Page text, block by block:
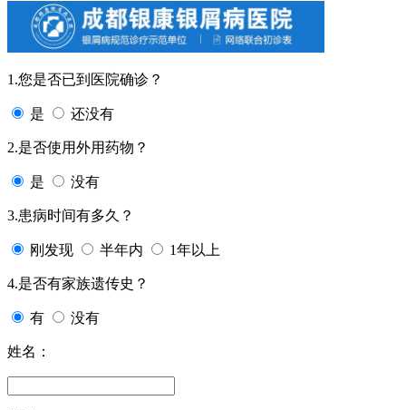
1.您是否已到医院确诊？
是 还没有
2.是否使用外用药物？
是 没有
3.患病时间有多久？
刚发现 半年内 1年以上
4.是否有家族遗传史？
有 没有
姓名：